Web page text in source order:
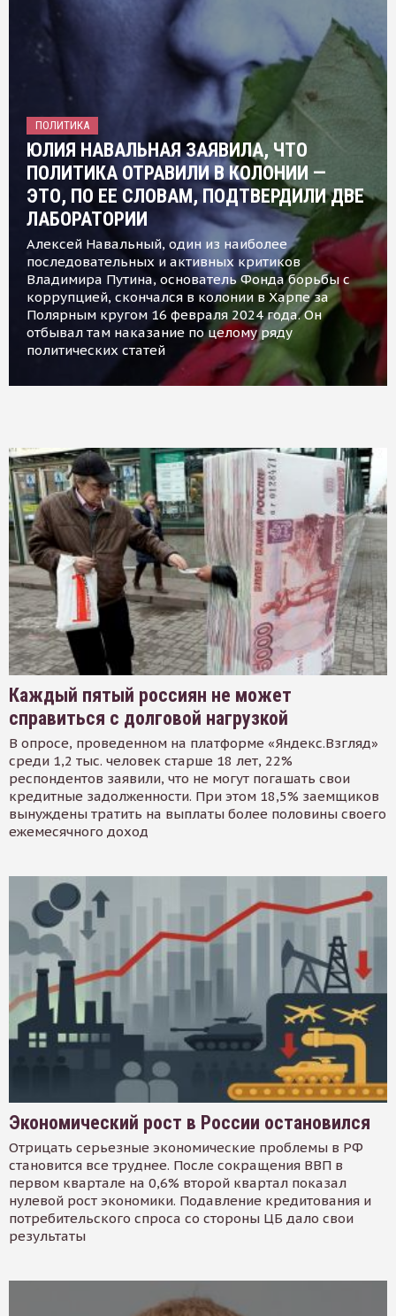
ПОЛИТИКА
ЮЛИЯ НАВАЛЬНАЯ ЗАЯВИЛА, ЧТО
ПОЛИТИКА ОТРАВИЛИ В КОЛОНИИ —
ЭТО, ПО ЕЕ СЛОВАМ, ПОДТВЕРДИЛИ ДВЕ
ЛАБОРАТОРИИ
Алексей Навальный, один из наиболее
последовательных и активных критиков
Владимира Путина, основатель Фонда борьбы с
коррупцией, скончался в колонии в Харпе за
Полярным кругом 16 февраля 2024 года. Он
отбывал там наказание по целому ряду
политических статей
Каждый пятый россиян не может
справиться с долговой нагрузкой
В опросе, проведенном на платформе «Яндекс.Взгляд»
среди 1,2 тыс. человек старше 18 лет, 22%
респондентов заявили, что не могут погашать свои
кредитные задолженности. При этом 18,5% заемщиков
вынуждены тратить на выплаты более половины своего
ежемесячного доход
Экономический рост в России остановился
Отрицать серьезные экономические проблемы в РФ
становится все труднее. После сокращения ВВП в
первом квартале на 0,6% второй квартал показал
нулевой рост экономики. Подавление кредитования и
потребительского спроса со стороны ЦБ дало свои
результаты